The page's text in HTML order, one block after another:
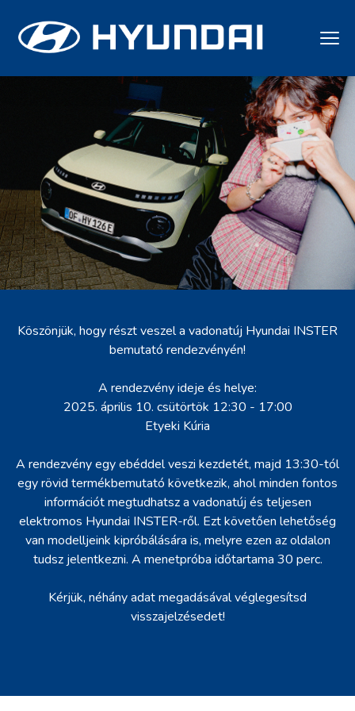
Köszönjük, hogy részt veszel a vadonatúj Hyundai INSTER
bemutató rendezvényén!
A rendezvény ideje és helye:
2025. április 10. csütörtök 12:30 - 17:00
Etyeki Kúria
A rendezvény egy ebéddel veszi kezdetét, majd 13:30-tól
egy rövid termékbemutató következik, ahol minden fontos
információt megtudhatsz a vadonatúj és teljesen
elektromos Hyundai INSTER-ről. Ezt követően lehetőség
van modelljeink kipróbálására is, melyre ezen az oldalon
tudsz jelentkezni. A menetpróba időtartama 30 perc.
Kérjük, néhány adat megadásával véglegesítsd
visszajelzésedet!